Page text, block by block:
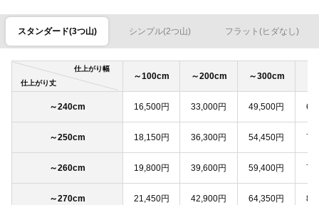
スタンダード(3つ山) シンプル(2つ山) フラット(ヒダなし)
仕上がり幅
仕上がり丈
～100cm ～200cm ～300cm
～240cm 16,500円 33,000円 49,500円
～250cm 18,150円 36,300円 54,450円
～260cm 19,800円 39,600円 59,400円
～270cm 21,450円 42,900円 64,350円